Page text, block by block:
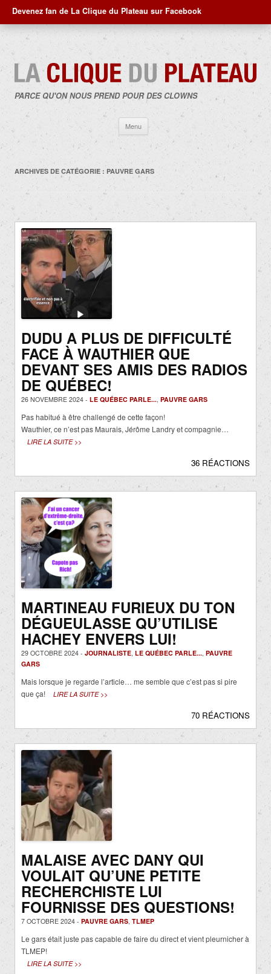
Devenez fan de La Clique du Plateau sur Facebook
PARCE QU'ON NOUS PREND POUR DES CLOWNS
Menu
contenu
ARCHIVES DE CATÉGORIE : PAUVRE GARS
DUDU A PLUS DE DIFFICULTÉ
FACE À WAUTHIER QUE
DEVANT SES AMIS DES RADIOS
DE QUÉBEC!
26 NOVEMBRE 2024 - LE QUÉBEC PARLE..., PAUVRE GARS
Pas habitué à être challengé de cette façon!
Wauthier, ce n’est pas Maurais, Jérôme Landry et compagnie…
LIRE LA SUITE >>
36 RÉACTIONS
MARTINEAU FURIEUX DU TON
DÉGUEULASSE QU’UTILISE
HACHEY ENVERS LUI!
29 OCTOBRE 2024 - JOURNALISTE, LE QUÉBEC PARLE..., PAUVRE
GARS
Mais lorsque je regarde l’article… me semble que c’est pas si pire
que ça!
LIRE LA SUITE >>
70 RÉACTIONS
MALAISE AVEC DANY QUI
VOULAIT QU’UNE PETITE
RECHERCHISTE LUI
FOURNISSE DES QUESTIONS!
7 OCTOBRE 2024 - PAUVRE GARS, TLMEP
Le gars était juste pas capable de faire du direct et vient pleurnicher à
TLMEP!
LIRE LA SUITE >>